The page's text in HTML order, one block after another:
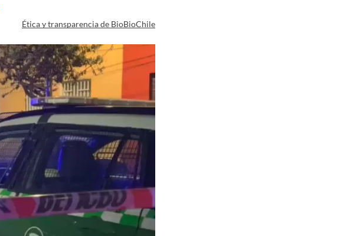
Ética y transparencia de BioBioChile